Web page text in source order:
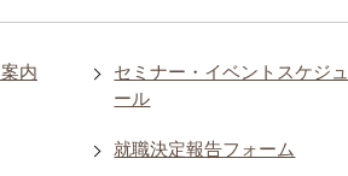
内
セミナー・イベントスケジュ
ール
就職決定報告フォーム